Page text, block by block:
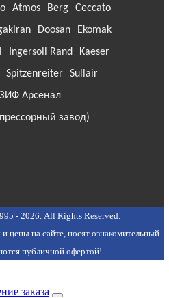
Atmos Berg
Ceccato
Doosan
Ekomak
Ingersoll Rand
Kaeser
Spitzenreiter
Sullair
ЗИФ Арсенал
завод)
- 2026. All Rights Reserved.
цены на сайте, носят ознакомительный
публичной офертой!
заказа